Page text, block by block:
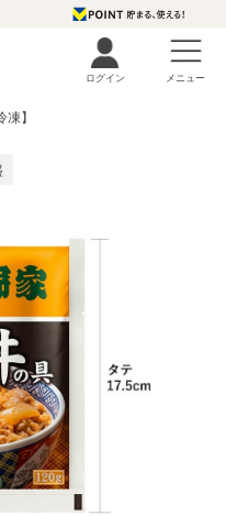
ログイン メニュー
】